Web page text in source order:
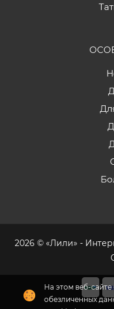
2026 © «Лили» -